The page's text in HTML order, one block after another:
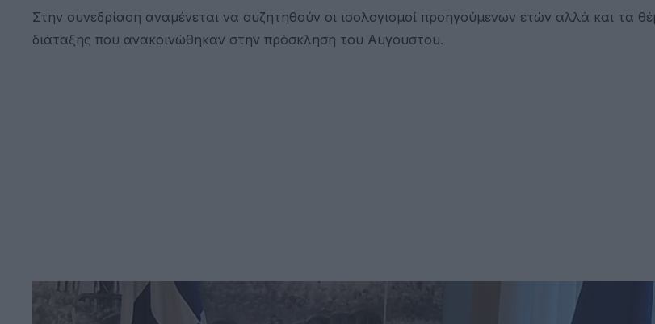
Στην συνεδρίαση αναμένεται να συζητηθούν οι ισολογισμοί προηγούμενων ετών αλλά και τα
διάταξης που ανακοινώθηκαν στην πρόσκληση του Αυγούστου.